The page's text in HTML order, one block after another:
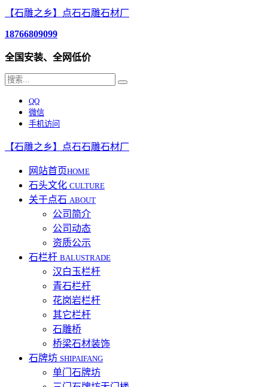
【石雕之乡】点石石雕石材厂
18766809099
全国安装、全网低价
QQ
微信
手机访问
【石雕之乡】点石石雕石材厂
网站首页HOME
石头文化 CULTURE
关于点石 ABOUT
公司简介
公司动态
资质公示
石栏杆 BALUSTRADE
汉白玉栏杆
青石栏杆
花岗岩栏杆
其它栏杆
石雕桥
桥梁石材装饰
石牌坊 SHIPAIFANG
单门石牌坊